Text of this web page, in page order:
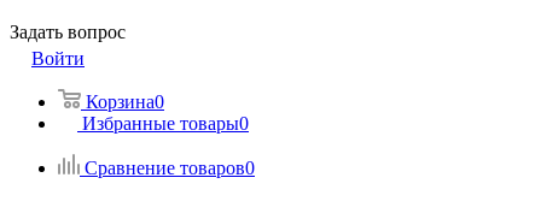
Задать вопрос
Войти
Корзина0
Избранные товары0
Сравнение товаров0